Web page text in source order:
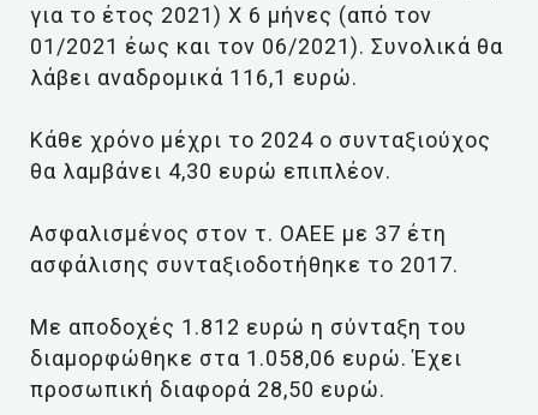
για το έτος 2021) Χ 6 μήνες (από τον
01/2021 έως και τον 06/2021). Συνολικά θα
λάβει αναδρομικά 116,1 ευρώ.
Κάθε χρόνο μέχρι το 2024 ο συνταξιούχος
θα λαμβάνει 4,30 ευρώ επιπλέον.
Ασφαλισμένος στον τ. ΟΑΕΕ με 37 έτη
ασφάλισης συνταξιοδοτήθηκε το 2017.
Με αποδοχές 1.812 ευρώ η σύνταξη του
διαμορφώθηκε στα 1.058,06 ευρώ. Έχει
προσωπική διαφορά 28,50 ευρώ.